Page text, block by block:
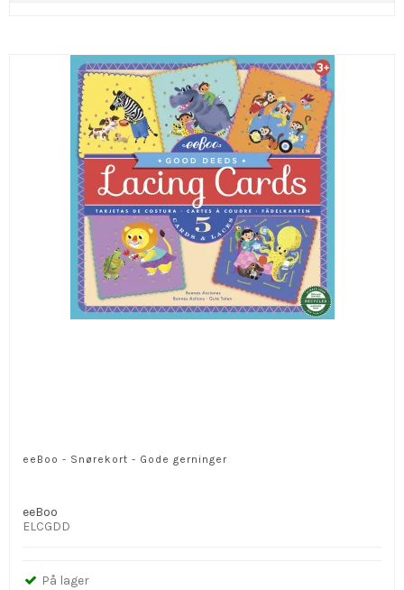
eeBoo - Snørekort - Gode gerninger
eeBoo
ELCGDD
På lager